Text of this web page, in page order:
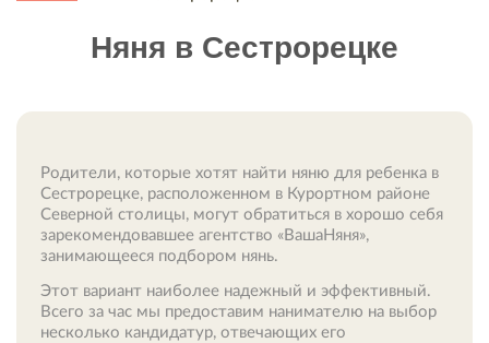
Няня в Сестрорецке
Родители, которые хотят найти няню для ребенка в
Сестрорецке, расположенном в Курортном районе
Северной столицы, могут обратиться в хорошо себя
зарекомендовавшее агентство «ВашаНяня»,
занимающееся подбором нянь.
Этот вариант наиболее надежный и эффективный.
Всего за час мы предоставим нанимателю на выбор
несколько кандидатур, отвечающих его